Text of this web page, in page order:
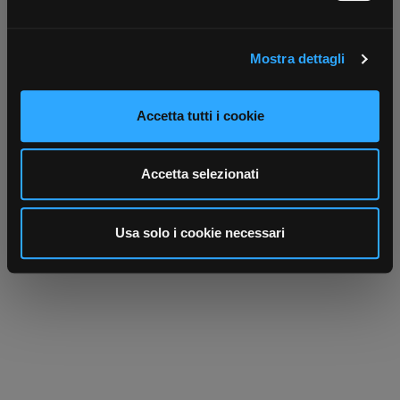
Approfondisci come vengono elaborati i tuoi dati personali
dalla Dichiarazione sui cookie.
Utilizziamo i cookie per personalizzare contenuti ed
analizzare il nostro traffico. Condividiamo inoltre
informazioni sul modo in cui utilizza il nostro sito con i
nostri partner che si occupano di analisi dei dati web,
pubblicità e social media, i quali potrebbero combinarle
Mostra dettagli
Accetta tutti i cookie
Accetta selezionati
Usa solo i cookie necessari
dedicato
Punti vendita
te